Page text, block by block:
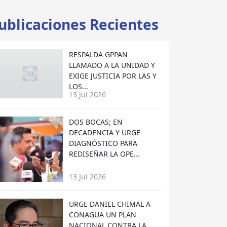
Recientes
RESPALDA GPPAN
LLAMADO A LA UNIDAD Y
EXIGE JUSTICIA POR LAS Y
LOS...
13 Jul 2026
DOS BOCAS; EN
DECADENCIA Y URGE
DIAGNÓSTICO PARA
REDISEÑAR LA OPE...
13 Jul 2026
URGE DANIEL CHIMAL A
CONAGUA UN PLAN